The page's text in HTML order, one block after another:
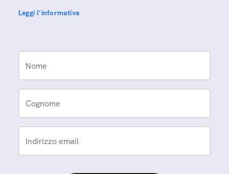
Leggi l'informativa
Nome
Cognome
Indirizzo email